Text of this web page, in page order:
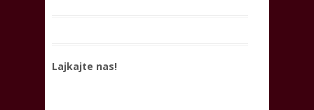
Lajkajte nas!